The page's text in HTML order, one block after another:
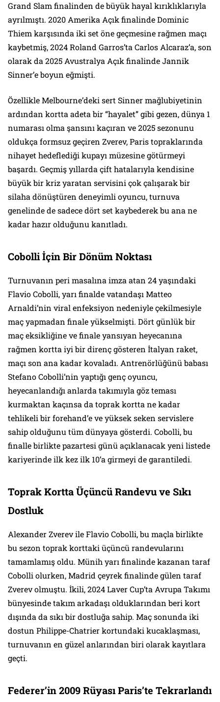
Grand Slam finalinden de büyük hayal kırıklıklarıyla
ayrılmıştı. 2020 Amerika Açık finalinde Dominic
Thiem karşısında iki set öne geçmesine rağmen maçı
kaybetmiş, 2024 Roland Garros’ta Carlos Alcaraz’a, son
olarak da 2025 Avustralya Açık finalinde Jannik
Sinner’e boyun eğmişti.
Özellikle Melbourne’deki sert Sinner mağlubiyetinin
ardından kortta adeta bir “hayalet” gibi gezen, dünya 1
numarası olma şansını kaçıran ve 2025 sezonunu
oldukça formsuz geçiren Zverev, Paris topraklarında
nihayet hedeflediği kupayı müzesine götürmeyi
başardı. Geçmiş yıllarda çift hatalarıyla kendisine
büyük bir kriz yaratan servisini çok çalışarak bir
silaha dönüştüren deneyimli oyuncu, turnuva
genelinde de sadece dört set kaybederek bu ana ne
kadar hazır olduğunu kanıtladı.
Cobolli İçin Bir Dönüm Noktası
Turnuvanın peri masalına imza atan 24 yaşındaki
Flavio Cobolli, yarı finalde vatandaşı Matteo
Arnaldi’nin viral enfeksiyon nedeniyle çekilmesiyle
maç yapmadan finale yükselmişti. Dört günlük bir
maç eksikliğine ve finale yansıyan heyecanına
rağmen kortta iyi bir direnç gösteren İtalyan raket,
maçı son ana kadar kovaladı. Antrenörlüğünü babası
Stefano Cobolli’nin yaptığı genç oyuncu,
heyecanlandığı anlarda takımıyla göz teması
kurmaktan kaçınsa da toprak kortta ne kadar
tehlikeli bir forehand’e ve yüksek seken servislere
sahip olduğunu tüm dünyaya gösterdi. Cobolli, bu
finalle birlikte pazartesi günü açıklanacak yeni listede
kariyerinde ilk kez ilk 10’a girmeyi de garantiledi.
Toprak Kortta Üçüncü Randevu ve Sıkı
Dostluk
Alexander Zverev ile Flavio Cobolli, bu maçla birlikte
bu sezon toprak korttaki üçüncü randevularını
tamamlamış oldu. Münih yarı finalinde kazanan taraf
Cobolli olurken, Madrid çeyrek finalinde gülen taraf
Zverev olmuştu. İkili, 2024 Laver Cup’ta Avrupa Takımı
bünyesinde takım arkadaşı olduklarından beri kort
dışında da sıkı bir dostluğa sahip. Maç sonunda iki
dostun Philippe-Chatrier kortundaki kucaklaşması,
turnuvanın en güzel anlarından biri olarak kayıtlara
geçti.
Federer’in 2009 Rüyası Paris’te Tekrarlandı